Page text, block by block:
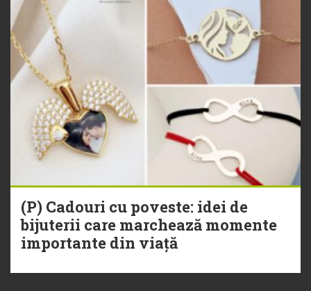
(P) Cadouri cu poveste: idei de
bijuterii care marchează momente
importante din viață